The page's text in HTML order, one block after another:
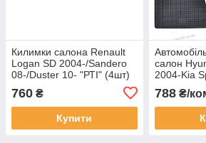
Килимки салона Renault
Logan SD 2004-/Sandero
08-/Duster 10- "РТІ" (4шт)
760 ₴
Купити
салон
2004-Kia
788₴/